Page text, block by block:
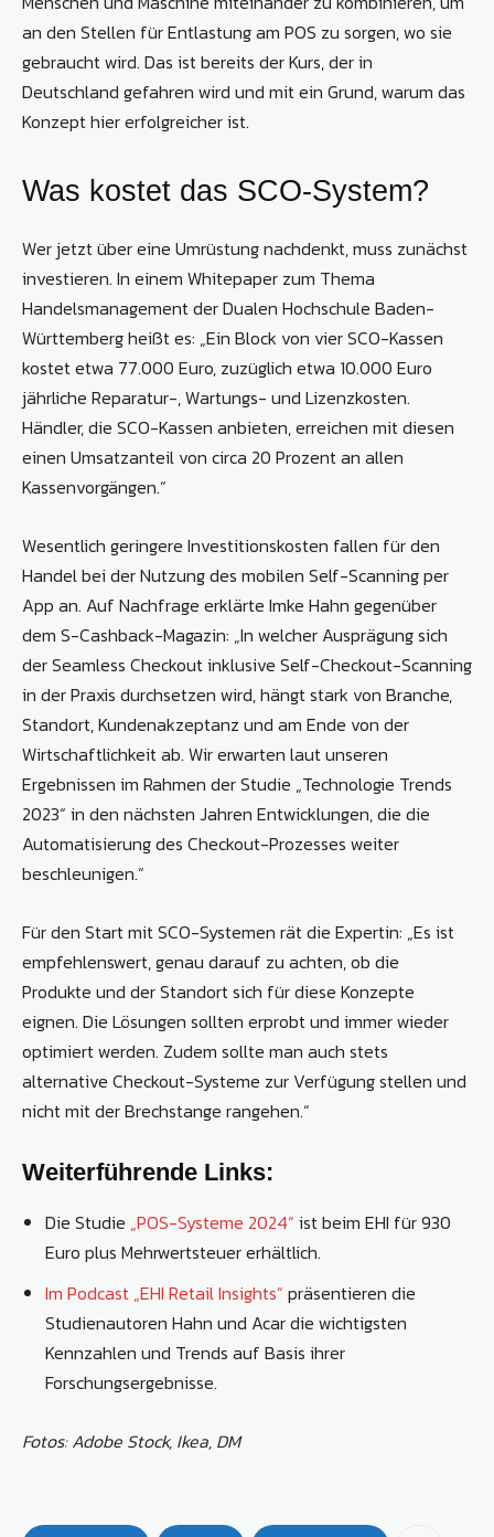
an den Stellen für Entlastung am POS zu sorgen, wo sie
gebraucht wird. Das ist bereits der Kurs, der in
Deutschland gefahren wird und mit ein Grund, warum das
Konzept hier erfolgreicher ist.
Was kostet das SCO-System?
Wer jetzt über eine Umrüstung nachdenkt, muss zunächst
investieren. In einem Whitepaper zum Thema
Handelsmanagement der Dualen Hochschule Baden-
Württemberg heißt es: „Ein Block von vier SCO-Kassen
kostet etwa 77.000 Euro, zuzüglich etwa 10.000 Euro
jährliche Reparatur-, Wartungs- und Lizenzkosten.
Händler, die SCO-Kassen anbieten, erreichen mit diesen
einen Umsatzanteil von circa 20 Prozent an allen
Kassenvorgängen.“
Wesentlich geringere Investitionskosten fallen für den
Handel bei der Nutzung des mobilen Self-Scanning per
App an. Auf Nachfrage erklärte Imke Hahn gegenüber
dem S-Cashback-Magazin: „In welcher Ausprägung sich
der Seamless Checkout inklusive Self-Checkout-Scanning
in der Praxis durchsetzen wird, hängt stark von Branche,
Standort, Kundenakzeptanz und am Ende von der
Wirtschaftlichkeit ab. Wir erwarten laut unseren
Ergebnissen im Rahmen der Studie „Technologie Trends
2023“ in den nächsten Jahren Entwicklungen, die die
Automatisierung des Checkout-Prozesses weiter
beschleunigen.“
Für den Start mit SCO-Systemen rät die Expertin: „Es ist
empfehlenswert, genau darauf zu achten, ob die
Produkte und der Standort sich für diese Konzepte
eignen. Die Lösungen sollten erprobt und immer wieder
optimiert werden. Zudem sollte man auch stets
alternative Checkout-Systeme zur Verfügung stellen und
nicht mit der Brechstange rangehen.“
Weiterführende Links:
Die Studie „POS-Systeme 2024“ ist beim EHI für 930
Euro plus Mehrwertsteuer erhältlich.
Im Podcast „EHI Retail Insights“ präsentieren die
Studienautoren Hahn und Acar die wichtigsten
Kennzahlen und Trends auf Basis ihrer
Forschungsergebnisse.
Fotos: Adobe Stock, Ikea, DM